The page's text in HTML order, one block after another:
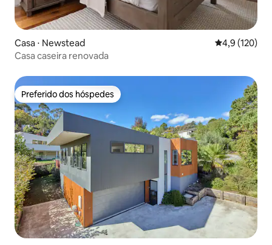
Casa ⋅ Newstead 4,9 de uma
4,9 (120)
Casa caseira renovada
Preferido dos hóspedes
Preferido dos hóspedes